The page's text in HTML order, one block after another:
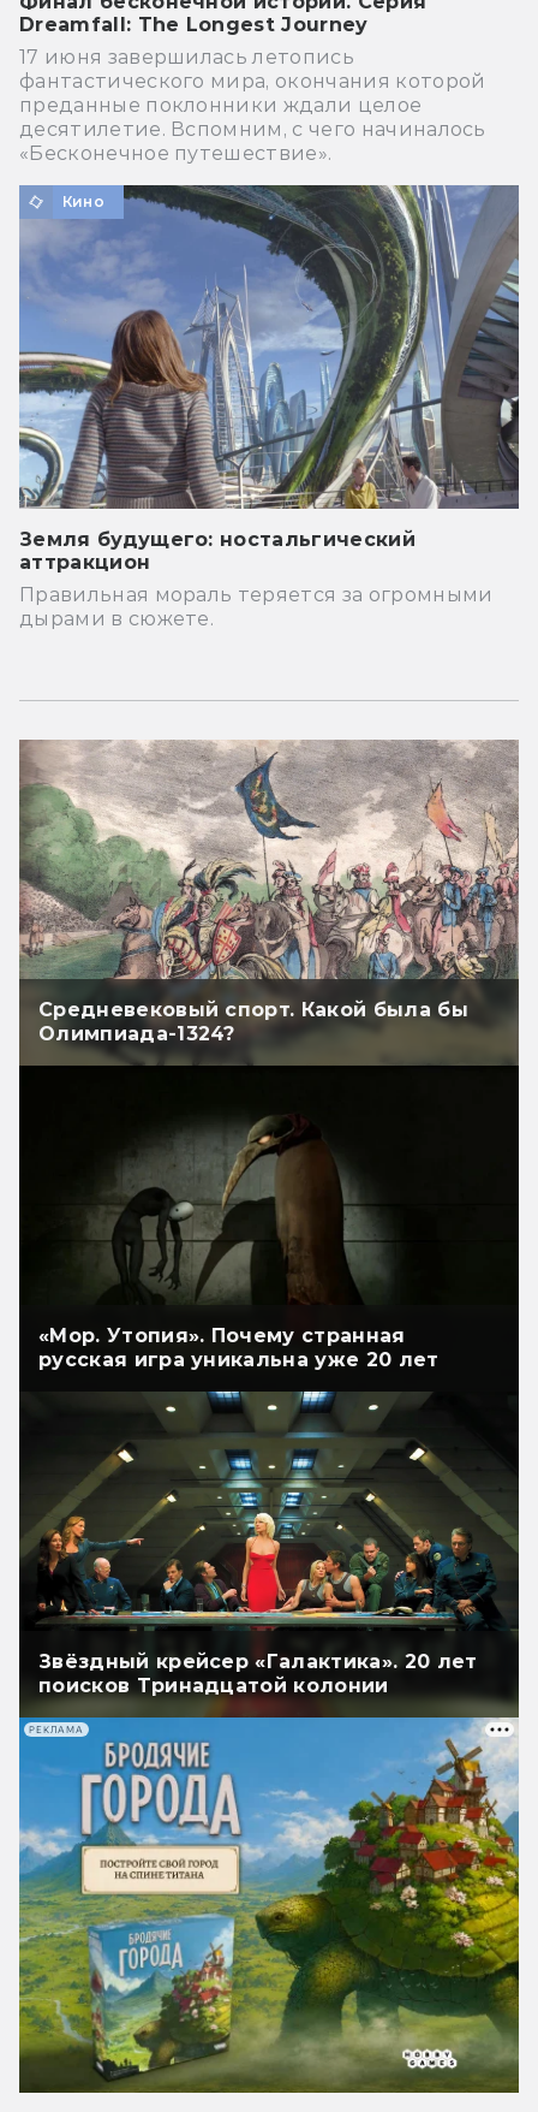
Dreamfall: The Longest Journey
17 июня завершилась летопись
фантастического мира, окончания которой
преданные поклонники ждали целое
десятилетие. Вспомним, с чего начиналось
«Бесконечное путешествие».
Кино
Земля будущего: ностальгический
аттракцион
Правильная мораль теряется за огромными
дырами в сюжете.
Средневековый спорт. Какой была бы
Олимпиада-1324?
«Мор. Утопия». Почему странная
русская игра уникальна уже 20 лет
Звёздный крейсер «Галактика». 20 лет
поисков Тринадцатой колонии
РЕКЛАМА